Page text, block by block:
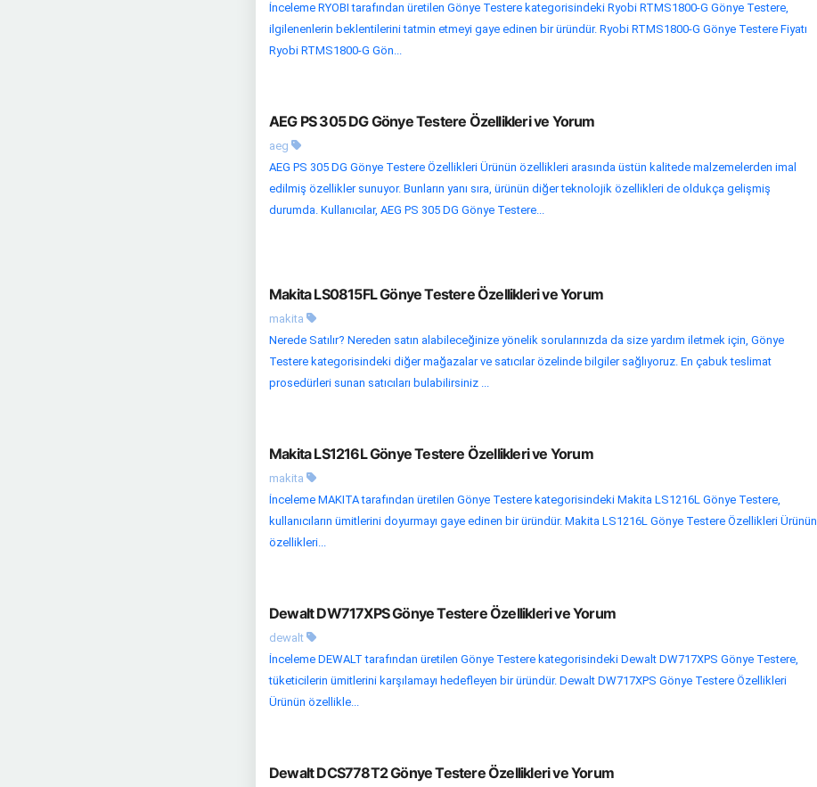
İnceleme RYOBI tarafından üretilen Gönye Testere kategorisindeki Ryobi RTMS1800-G Gönye Testere,
ilgilenenlerin beklentilerini tatmin etmeyi gaye edinen bir üründür. Ryobi RTMS1800-G Gönye Testere Fiyatı
Ryobi RTMS1800-G Gön...
AEG PS 305 DG Gönye Testere Özellikleri ve Yorum
aeg
AEG PS 305 DG Gönye Testere Özellikleri Ürünün özellikleri arasında üstün kalitede malzemelerden imal
edilmiş özellikler sunuyor. Bunların yanı sıra, ürünün diğer teknolojik özellikleri de oldukça gelişmiş
durumda. Kullanıcılar, AEG PS 305 DG Gönye Testere...
Makita LS0815FL Gönye Testere Özellikleri ve Yorum
makita
Nerede Satılır? Nereden satın alabileceğinize yönelik sorularınızda da size yardım iletmek için, Gönye
Testere kategorisindeki diğer mağazalar ve satıcılar özelinde bilgiler sağlıyoruz. En çabuk teslimat
prosedürleri sunan satıcıları bulabilirsiniz ...
Makita LS1216L Gönye Testere Özellikleri ve Yorum
makita
İnceleme MAKITA tarafından üretilen Gönye Testere kategorisindeki Makita LS1216L Gönye Testere,
kullanıcıların ümitlerini doyurmayı gaye edinen bir üründür. Makita LS1216L Gönye Testere Özellikleri Ürünün
özellikleri...
Dewalt DW717XPS Gönye Testere Özellikleri ve Yorum
dewalt
İnceleme DEWALT tarafından üretilen Gönye Testere kategorisindeki Dewalt DW717XPS Gönye Testere,
tüketicilerin ümitlerini karşılamayı hedefleyen bir üründür. Dewalt DW717XPS Gönye Testere Özellikleri
Ürünün özellikle...
Dewalt DCS778T2 Gönye Testere Özellikleri ve Yorum